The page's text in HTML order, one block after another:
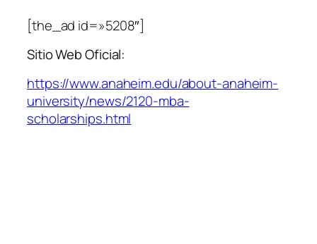
[the_ad id=»5208″]
Sitio Web Oficial:
https://www.anaheim.edu/about-anaheim-
university/news/2120-mba-
scholarships.html